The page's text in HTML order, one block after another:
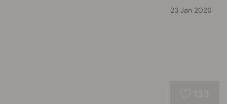
23 Jan 2026